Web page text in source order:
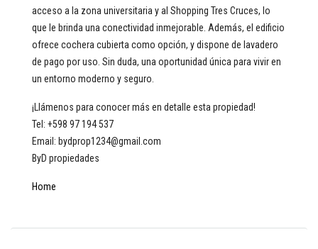
acceso a la zona universitaria y al Shopping Tres Cruces, lo
que le brinda una conectividad inmejorable. Además, el edificio
ofrece cochera cubierta como opción, y dispone de lavadero
de pago por uso. Sin duda, una oportunidad única para vivir en
un entorno moderno y seguro.
¡Llámenos para conocer más en detalle esta propiedad!
Tel: +598 97 194 537
Email: bydprop1234@gmail.com
ByD propiedades
Home